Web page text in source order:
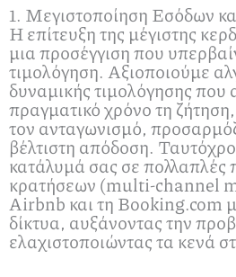
1. Μεγιστοποίηση Εσόδων
Η επίτευξη της μέγιστης
μια προσέγγιση που
τιμολόγηση. Αξιοποιούμε
δυναμικής τιμολόγησης που
πραγματικό χρόνο τη
τον ανταγωνισμό,
βέλτιστη απόδοση.
κατάλυμά σας σε πολλαπλές
κρατήσεων (multi-channel
Airbnb και τη Booking.com
δίκτυα, αυξάνοντας την
ελαχιστοποιώντας τα κενά